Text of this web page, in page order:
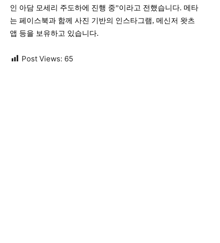
인 아담 모세리 주도하에 진행 중”이라고 전했습니다. 메타
는 페이스북과 함께 사진 기반의 인스타그램, 메신저 왓츠
앱 등을 보유하고 있습니다.
Post Views: 65